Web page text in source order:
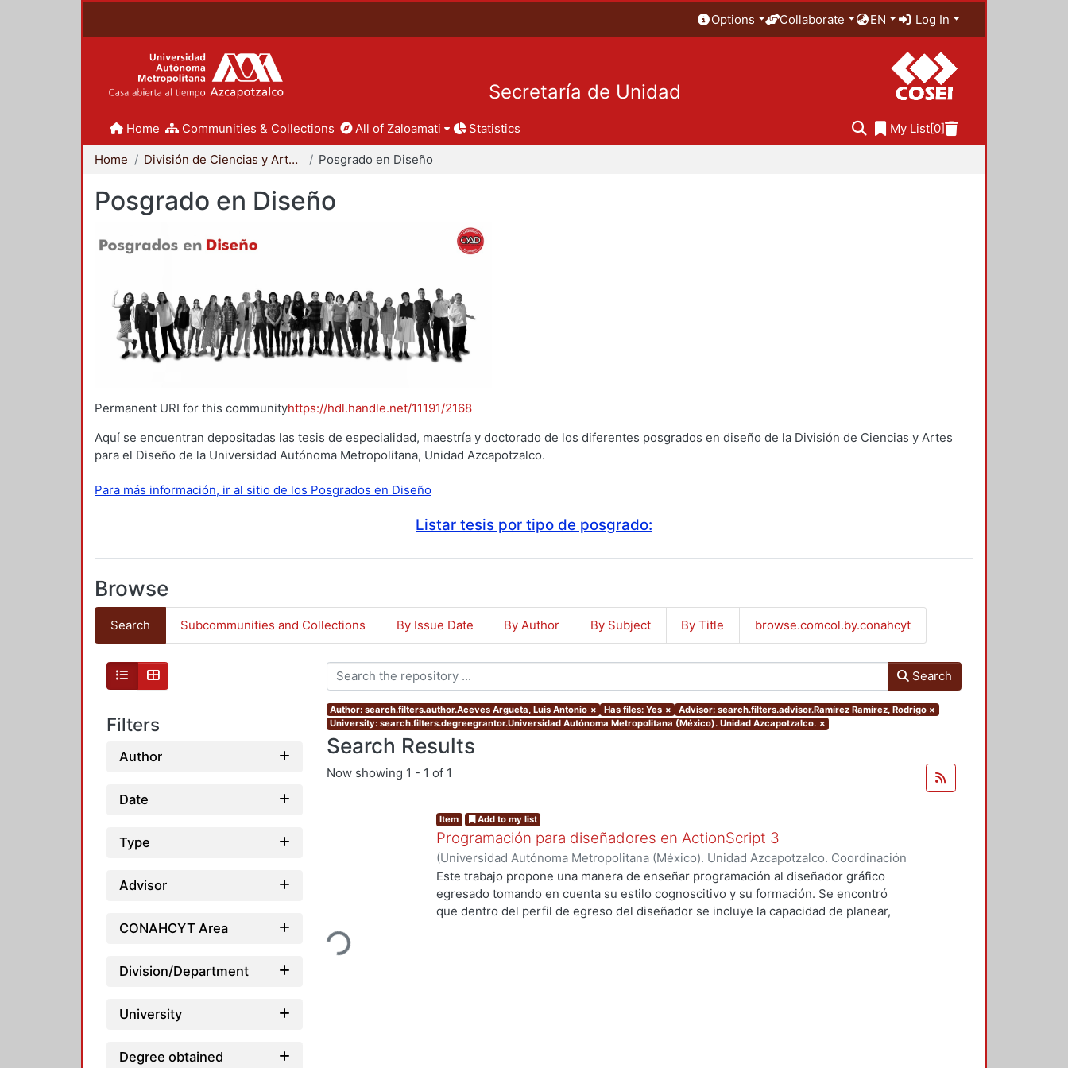
Options Collaborate EN Log In
Secretaría de Unidad
Home Communities & Collections All of Zaloamati Statistics My List[0]
Home División de Ciencias y Artes para el Diseño Posgrado en Diseño
Posgrado en Diseño
Permanent URI for this communityhttps://hdl.handle.net/11191/2168
Aquí se encuentran depositadas las tesis de especialidad, maestría y doctorado de los diferentes posgrados en diseño de la División de Ciencias y Artes
para el Diseño de la Universidad Autónoma Metropolitana, Unidad Azcapotzalco.
Para más información, ir al sitio de los Posgrados en Diseño
Listar tesis por tipo de posgrado:
Browse
Search Subcommunities and Collections By Issue Date By Author By Subject By Title browse.comcol.by.conahcyt
Filters
Author
Date
Type
Advisor
CONAHCYT Area
Division/Department
University
Degree obtained
Search
Author: search.filters.author.Aceves Argueta, Luis Antonio × Has files: Yes × Advisor: search.filters.advisor.Ramírez Ramírez, Rodrigo ×
University: search.filters.degreegrantor.Universidad Autónoma Metropolitana (México). Unidad Azcapotzalco. ×
Search Results
Now showing 1 - 1 of 1
Loading...
Item Add to my list
Programación para diseñadores en ActionScript 3
(Universidad Autónoma Metropolitana (México). Unidad Azcapotzalco. Coordinación
de Servicios de Información.,2009-09)Aceves Argueta, Luis Antonio
Este trabajo propone una manera de enseñar programación al diseñador gráfico
egresado tomando en cuenta su estilo cognoscitivo y su formación. Se encontró
que dentro del perfil de egreso del diseñador se incluye la capacidad de planear,